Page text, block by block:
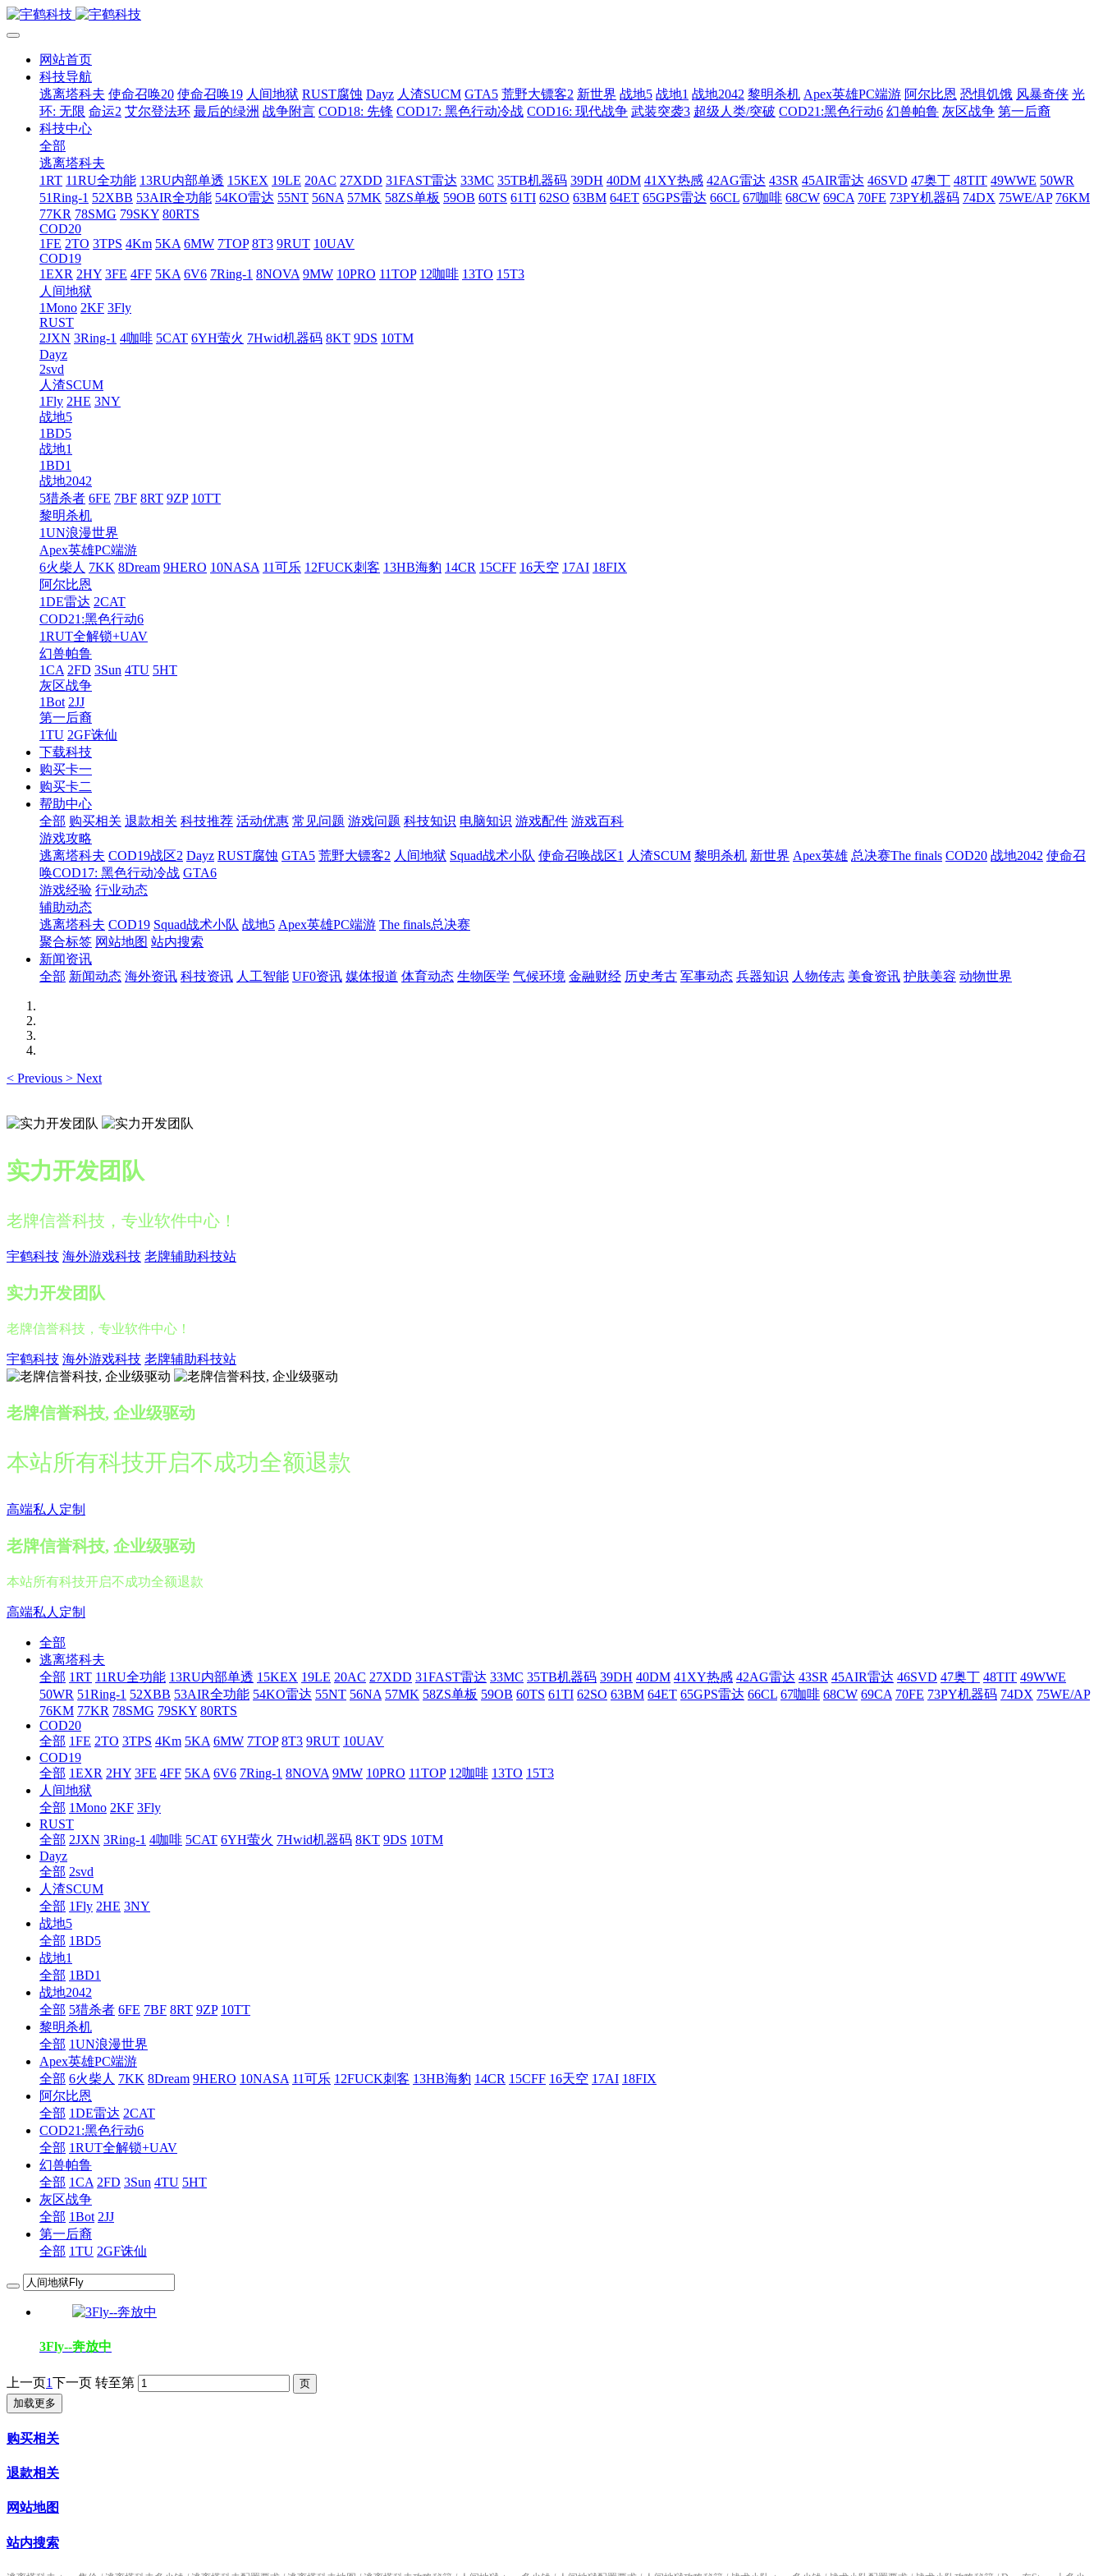
网站首页
科技导航
逃离塔科夫 使命召唤20 使命召唤19 人间地狱 RUST腐蚀 Dayz 人渣SUCM GTA5 荒野大镖客2 新世界 战地5 战地1 战地2042 黎明杀机 Apex英雄PC端游 阿尔比恩 恐惧饥饿 风暴奇侠 光
环: 无限 命运2 艾尔登法环 最后的绿洲 战争附言 COD18: 先锋 COD17: 黑色行动冷战 COD16: 现代战争 武装突袭3 超级人类/突破 COD21:黑色行动6 幻兽帕鲁 灰区战争 第一后裔
科技中心
全部
逃离塔科夫
1RT 11RU全功能 13RU内部单透 15KEX 19LE 20AC 27XDD 31FAST雷达 33MC 35TB机器码 39DH 40DM 41XY热感 42AG雷达 43SR 45AIR雷达 46SVD 47奥丁 48TIT 49WWE 50WR
51Ring-1 52XBB 53AIR全功能 54KO雷达 55NT 56NA 57MK 58ZS单板 59OB 60TS 61TI 62SO 63BM 64ET 65GPS雷达 66CL 67咖啡 68CW 69CA 70FE 73PY机器码 74DX 75WE/AP 76KM
77KR 78SMG 79SKY 80RTS
COD20
1FE 2TO 3TPS 4Km 5KA 6MW 7TOP 8T3 9RUT 10UAV
COD19
1EXR 2HY 3FE 4FF 5KA 6V6 7Ring-1 8NOVA 9MW 10PRO 11TOP 12咖啡 13TO 15T3
人间地狱
1Mono 2KF 3Fly
RUST
2JXN 3Ring-1 4咖啡 5CAT 6YH萤火 7Hwid机器码 8KT 9DS 10TM
Dayz
2svd
人渣SCUM
1Fly 2HE 3NY
战地5
1BD5
战地1
1BD1
战地2042
5猎杀者 6FE 7BF 8RT 9ZP 10TT
黎明杀机
1UN浪漫世界
Apex英雄PC端游
6火柴人 7KK 8Dream 9HERO 10NASA 11可乐 12FUCK刺客 13HB海豹 14CR 15CFF 16天空 17AI 18FIX
阿尔比恩
1DE雷达 2CAT
COD21:黑色行动6
1RUT全解锁+UAV
幻兽帕鲁
1CA 2FD 3Sun 4TU 5HT
灰区战争
1Bot 2JJ
第一后裔
1TU 2GF诛仙
下载科技
购买卡一
购买卡二
帮助中心
全部 购买相关 退款相关 科技推荐 活动优惠 常见问题 游戏问题 科技知识 电脑知识 游戏配件 游戏百科
游戏攻略
逃离塔科夫 COD19战区2 Dayz RUST腐蚀 GTA5 荒野大镖客2 人间地狱 Squad战术小队 使命召唤战区1 人渣SCUM 黎明杀机 新世界 Apex英雄 总决赛The finals COD20 战地2042 使命召
唤COD17: 黑色行动冷战 GTA6
游戏经验 行业动态
辅助动态
逃离塔科夫 COD19 Squad战术小队 战地5 Apex英雄PC端游 The finals总决赛
聚合标签 网站地图 站内搜索
新闻资讯
全部 新闻动态 海外资讯 科技资讯 人工智能 UF0资讯 媒体报道 体育动态 生物医学 气候环境 金融财经 历史考古 军事动态 兵器知识 人物传志 美食资讯 护肤美容 动物世界
< Previous > Next
实力开发团队
老牌信誉科技，专业软件中心！
宇鹤科技 海外游戏科技 老牌辅助科技站
实力开发团队
老牌信誉科技，专业软件中心！
宇鹤科技 海外游戏科技 老牌辅助科技站
老牌信誉科技, 企业级驱动
本站所有科技开启不成功全额退款
高端私人定制
老牌信誉科技, 企业级驱动
本站所有科技开启不成功全额退款
高端私人定制
全部
逃离塔科夫
全部 1RT 11RU全功能 13RU内部单透 15KEX 19LE 20AC 27XDD 31FAST雷达 33MC 35TB机器码 39DH 40DM 41XY热感 42AG雷达 43SR 45AIR雷达 46SVD 47奥丁 48TIT 49WWE
50WR 51Ring-1 52XBB 53AIR全功能 54KO雷达 55NT 56NA 57MK 58ZS单板 59OB 60TS 61TI 62SO 63BM 64ET 65GPS雷达 66CL 67咖啡 68CW 69CA 70FE 73PY机器码 74DX 75WE/AP
76KM 77KR 78SMG 79SKY 80RTS
COD20
全部 1FE 2TO 3TPS 4Km 5KA 6MW 7TOP 8T3 9RUT 10UAV
COD19
全部 1EXR 2HY 3FE 4FF 5KA 6V6 7Ring-1 8NOVA 9MW 10PRO 11TOP 12咖啡 13TO 15T3
人间地狱
全部 1Mono 2KF 3Fly
RUST
全部 2JXN 3Ring-1 4咖啡 5CAT 6YH萤火 7Hwid机器码 8KT 9DS 10TM
Dayz
全部 2svd
人渣SCUM
全部 1Fly 2HE 3NY
战地5
全部 1BD5
战地1
全部 1BD1
战地2042
全部 5猎杀者 6FE 7BF 8RT 9ZP 10TT
黎明杀机
全部 1UN浪漫世界
Apex英雄PC端游
全部 6火柴人 7KK 8Dream 9HERO 10NASA 11可乐 12FUCK刺客 13HB海豹 14CR 15CFF 16天空 17AI 18FIX
阿尔比恩
全部 1DE雷达 2CAT
COD21:黑色行动6
全部 1RUT全解锁+UAV
幻兽帕鲁
全部 1CA 2FD 3Sun 4TU 5HT
灰区战争
全部 1Bot 2JJ
第一后裔
全部 1TU 2GF诛仙
3Fly--奔放中
上一页1下一页 转至第
加载更多
购买相关
退款相关
网站地图
站内搜索